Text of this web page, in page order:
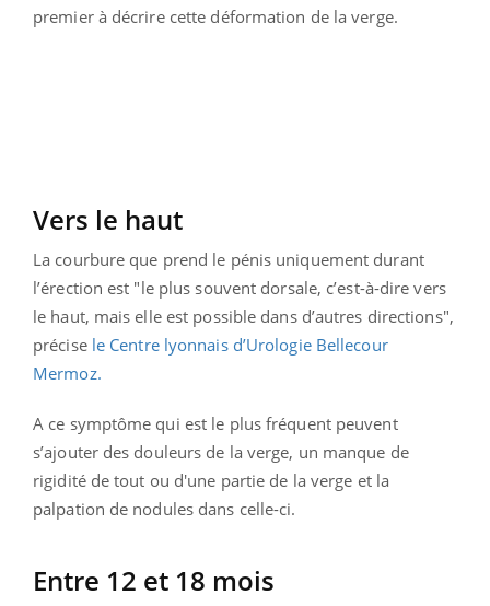
premier à décrire cette déformation de la verge.
Vers le haut
La courbure que prend le pénis uniquement durant
l’érection est "le plus souvent dorsale, c’est-à-dire vers
le haut, mais elle est possible dans d’autres directions",
précise le Centre lyonnais d’Urologie Bellecour
Mermoz.
A ce symptôme qui est le plus fréquent peuvent
s’ajouter des douleurs de la verge, un manque de
rigidité de tout ou d'une partie de la verge et la
palpation de nodules dans celle-ci.
Entre 12 et 18 mois